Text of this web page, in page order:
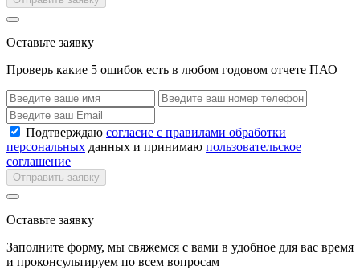
Оставьте заявку
Проверь какие 5 ошибок есть в любом годовом отчете ПАО
Подтверждаю согласие с правилами обработки
персональных данных и принимаю пользовательское
соглашение
Отправить заявку
Оставьте заявку
Заполните форму, мы свяжемся с вами в удобное для вас время
и проконсультируем по всем вопросам